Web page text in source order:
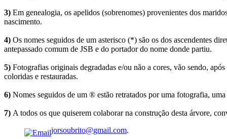
3) Em genealogia, os apelidos (sobrenomes) provenientes dos
nascimento.
4) Os nomes seguidos de um asterisco (*) são os dos ascendentes
antepassado comum de JSB e do portador do nome donde partiu.
5) Fotografias originais degradadas e/ou não a cores, vão sendo,
coloridas e restauradas.
6) Nomes seguidos de um ® estão retratados por uma fotografia,
7) A todos os que quiserem colaborar na construção desta árvore,
jorsoubrito@gmail.com.